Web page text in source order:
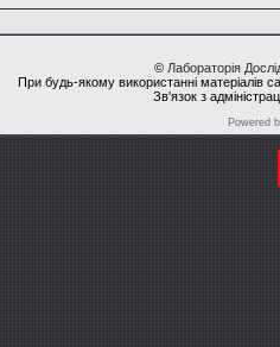
© Лабораторія
При будь-якому використанні матеріалів
Зв'язок з
Powered